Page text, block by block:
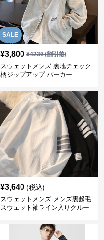
SALE
¥3,800 ¥4230(割引前)
スウェットメンズ 裏地チェック
柄ジップアップ パーカー
¥3,640 (税込)
スウェットメンズ メンズ裏起毛
スウェット袖ライン入りクルー